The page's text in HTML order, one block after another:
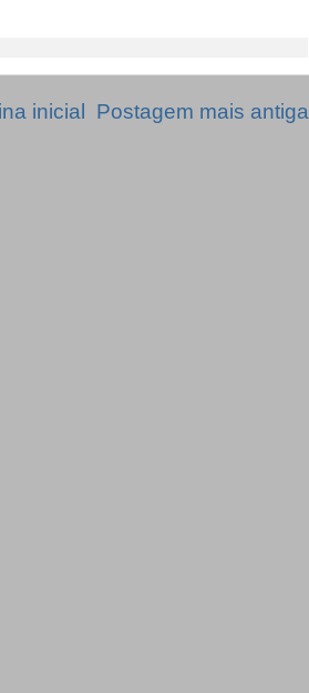
Postagem mais antiga
inicial